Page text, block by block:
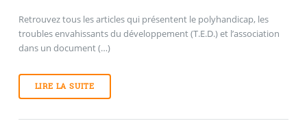
Retrouvez tous les articles qui présentent le polyhandicap, les
troubles envahissants du développement (T.E.D.) et l’association
dans un document (…)
LIRE LA SUITE